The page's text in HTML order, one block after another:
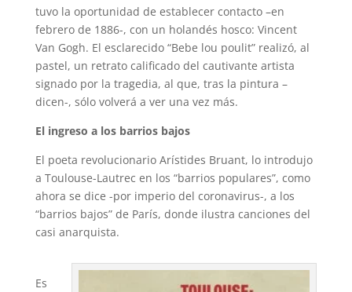
tuvo la oportunidad de establecer contacto –en
febrero de 1886-, con un holandés hosco: Vincent
Van Gogh. El esclarecido “Bebe lou poulit” realizó, al
pastel, un retrato calificado del cautivante artista
signado por la tragedia, al que, tras la pintura –
dicen-, sólo volverá a ver una vez más.
El ingreso a los barrios bajos
El poeta revolucionario Arístides Bruant, lo introdujo
a Toulouse-Lautrec en los “barrios populares”, como
ahora se dice -por imperio del coronavirus-, a los
“barrios bajos” de París, donde ilustra canciones del
casi anarquista.
Es